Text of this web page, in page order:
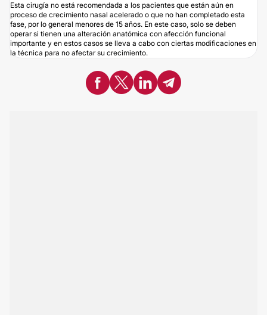
Esta cirugía no está recomendada a los pacientes que están aún en
proceso de crecimiento nasal acelerado o que no han completado esta
fase, por lo general menores de 15 años. En este caso, solo se deben
operar si tienen una alteración anatómica con afección funcional
importante y en estos casos se lleva a cabo con ciertas modificaciones en
la técnica para no afectar su crecimiento.